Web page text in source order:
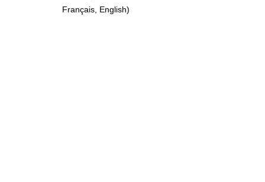
Français, English)